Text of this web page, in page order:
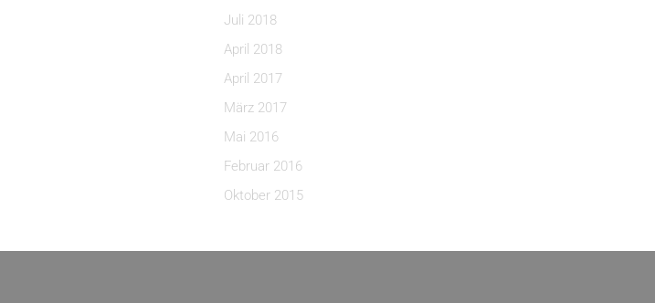
Juli 2018
April 2018
April 2017
März 2017
Mai 2016
Februar 2016
Oktober 2015